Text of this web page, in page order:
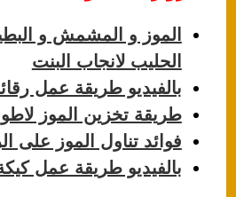
e
b
o
o
k
s
A
p
p
الموز و المشمش و
الحليب لانجاب البنت
بالفيديو طريقة عمل
طريقة تخزين الموز
فوائد تناول الموز على
بالفيديو طريقة عمل